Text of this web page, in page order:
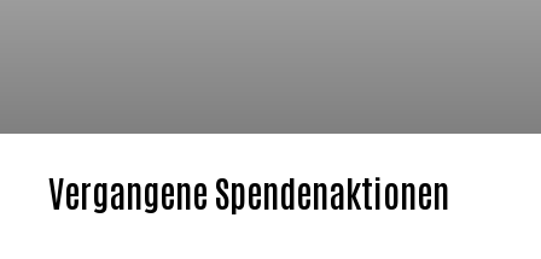
Vergangene Spendenaktionen